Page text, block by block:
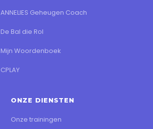
ANNELIES Geheugen Coach
De Bal die Rol
Mijn Woordenboek
CPLAY
ONZE DIENSTEN
Onze trainingen